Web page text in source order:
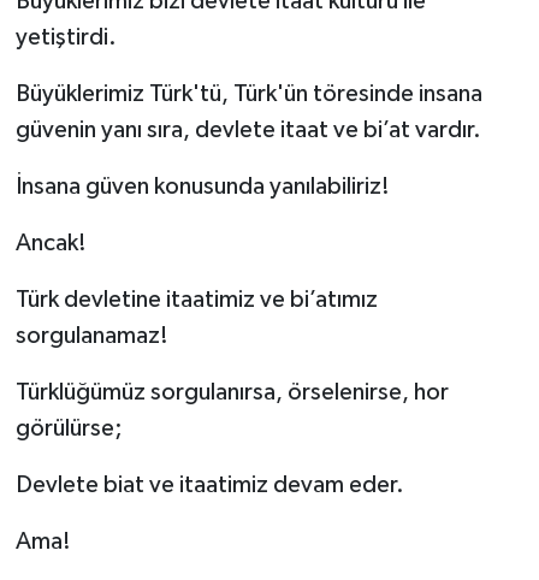
yetiştirdi.
Büyüklerimiz Türk'tü, Türk'ün töresinde insana
güvenin yanı sıra, devlete itaat ve bi’at vardır.
İnsana güven konusunda yanılabiliriz!
Ancak!
Türk devletine itaatimiz ve bi’atımız
sorgulanamaz!
Türklüğümüz sorgulanırsa, örselenirse, hor
görülürse;
Devlete biat ve itaatimiz devam eder.
Ama!